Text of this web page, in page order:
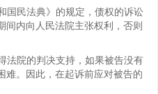
国民法典》的规定，债权的诉讼
间内向人民法院主张权利，否则
法院的判决支持，如果被告没有
难。因此，在起诉前应对被告的